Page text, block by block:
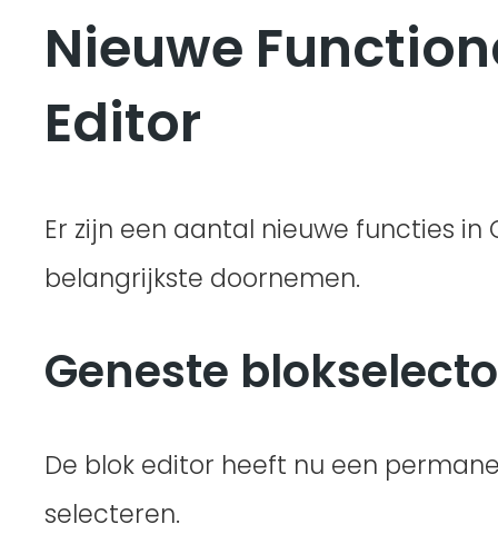
Nieuwe
Editor
Er zijn een aantal nieuwe functies
belangrijkste doornemen.
Geneste
De blok editor heeft nu een
selecteren.